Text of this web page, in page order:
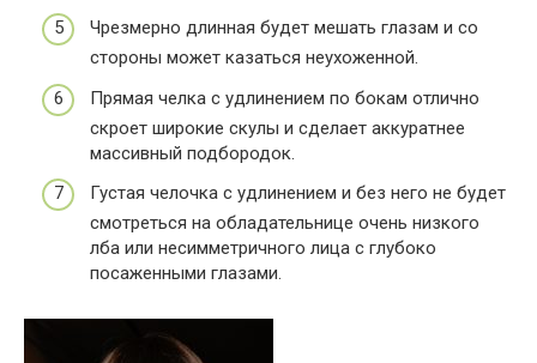
Чрезмерно длинная будет мешать глазам и со
стороны может казаться неухоженной.
Прямая челка с удлинением по бокам отлично
скроет широкие скулы и сделает аккуратнее
массивный подбородок.
Густая челочка с удлинением и без него не будет
смотреться на обладательнице очень низкого
лба или несимметричного лица с глубоко
посаженными глазами.